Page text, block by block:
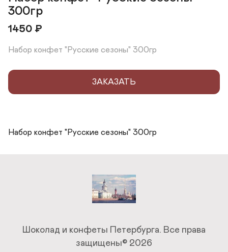
300гр
1450 ₽
Набор конфет "Русские сезоны" 300гр
ЗАКАЗАТЬ
Набор конфет "Русские сезоны" 300гр
Шоколад и конфеты Петербурга. Все права
защищены© 2026